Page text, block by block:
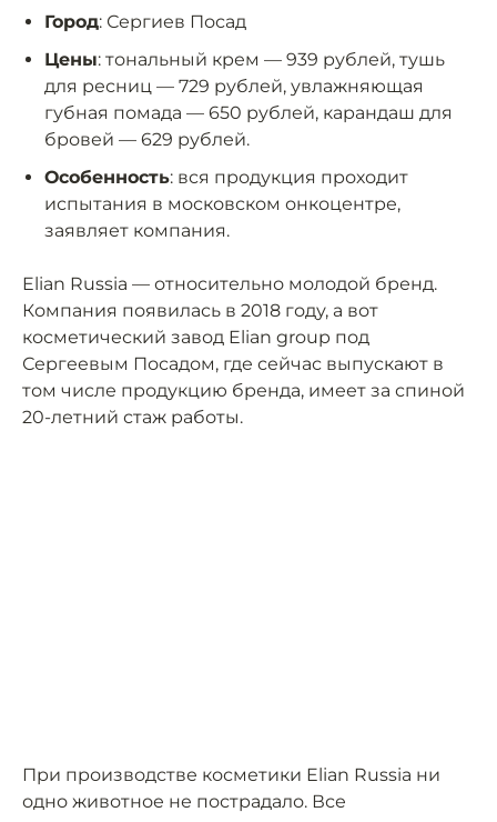
Город: Сергиев Посад
Цены: тональный крем — 939 рублей, тушь
для ресниц — 729 рублей, увлажняющая
губная помада — 650 рублей, карандаш для
бровей — 629 рублей.
Особенность: вся продукция проходит
испытания в московском онкоцентре,
заявляет компания.
Elian Russia — относительно молодой бренд.
Компания появилась в 2018 году, а вот
косметический завод Elian group под
Сергеевым Посадом, где сейчас выпускают в
том числе продукцию бренда, имеет за спиной
20-летний стаж работы.
При производстве косметики Elian Russia ни
одно животное не пострадало. Все